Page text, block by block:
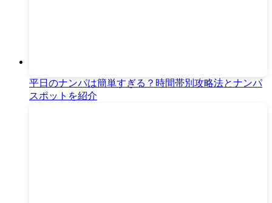
平日のナンパは簡単すぎる？時間帯別攻略法とナンパ
スポットを紹介